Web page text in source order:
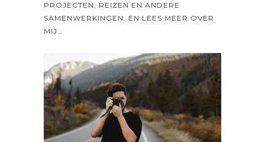
PROJECTEN, REIZEN EN ANDERE
SAMENWERKINGEN. EN LEES MEER OVER
MIJ…